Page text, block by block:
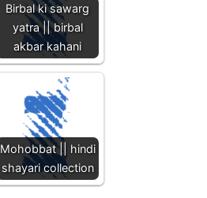
Birbal ki sawarg
yatra || birbal
akbar kahani
Mohobbat || hindi
shayari collection